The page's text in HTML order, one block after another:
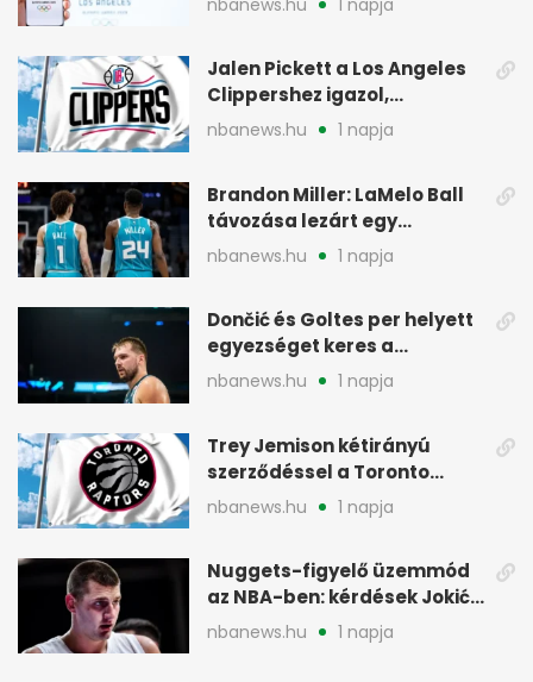
nbanews.hu 1 napja
Jalen Pickett a Los Angeles
Clippershez igazol,
kétirányú szerződéssel
nbanews.hu 1 napja
Brandon Miller: LaMelo Ball
távozása lezárt egy
korszakot a Hornetsnél
nbanews.hu 1 napja
Dončić és Goltes per helyett
egyezséget keres a
gyerekügyben
nbanews.hu 1 napja
Trey Jemison kétirányú
szerződéssel a Toronto
Raptorshoz igazolt
nbanews.hu 1 napja
Nuggets-figyelő üzemmód
az NBA-ben: kérdések Jokić
jövőjéről
nbanews.hu 1 napja